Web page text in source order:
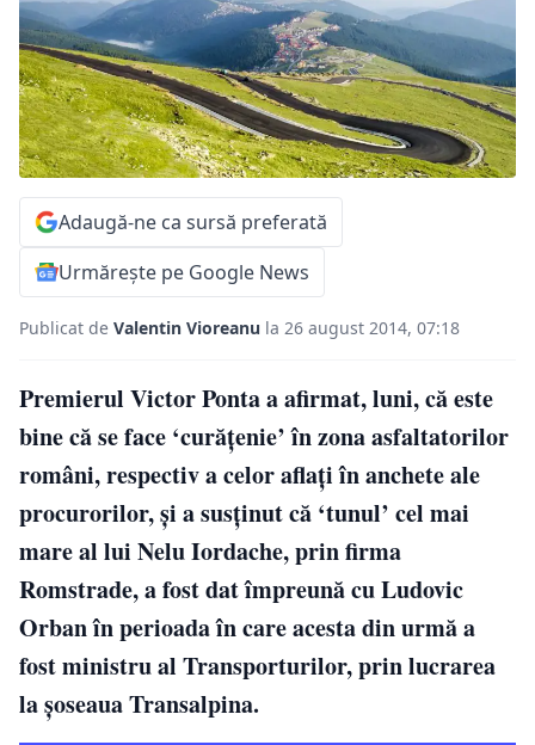
Adaugă-ne ca sursă preferată
Urmărește pe Google News
Publicat de Valentin Vioreanu la 26 august 2014, 07:18
Premierul Victor Ponta a afirmat, luni, că este
bine că se face ‘curăţenie’ în zona asfaltatorilor
români, respectiv a celor aflaţi în anchete ale
procurorilor, şi a susţinut că ‘tunul’ cel mai
mare al lui Nelu Iordache, prin firma
Romstrade, a fost dat împreună cu Ludovic
Orban în perioada în care acesta din urmă a
fost ministru al Transporturilor, prin lucrarea
la şoseaua Transalpina.